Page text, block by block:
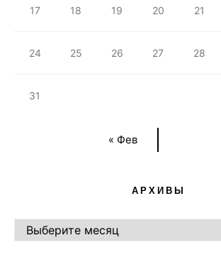
« Фев
17 18 19 20 21
24 25 26 27 28
31
АРХИВЫ